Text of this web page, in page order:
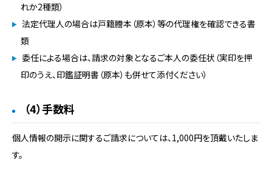
れか2種類）
法定代理人の場合は戸籍謄本（原本）等の代理権を確認できる書
類
委任による場合は、請求の対象となるご本人の委任状（実印を押
印のうえ、印鑑証明書（原本）も併せて添付ください）
（4）手数料
個人情報の開示に関するご請求については、1,000円を頂戴いたしま
す。